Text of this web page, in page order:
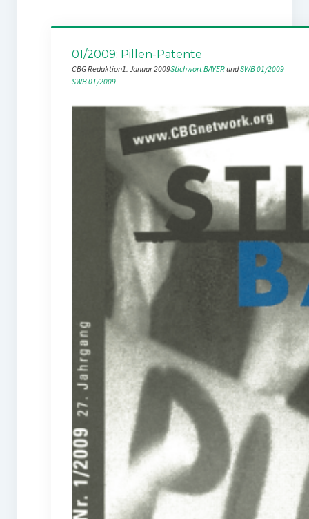
01/2009: Pillen-Patente
CBG Redaktion1. Januar 2009Stichwort BAYER und SWB 01/2009
SWB 01/2009